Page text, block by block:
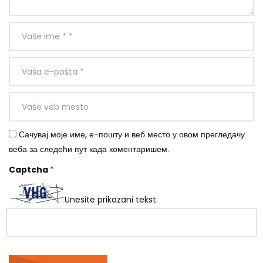
Сачувај моје име, е-пошту и веб место у овом прегледачу
веба за следећи пут када коментаришем.
Captcha *
Unesite prikazani tekst: